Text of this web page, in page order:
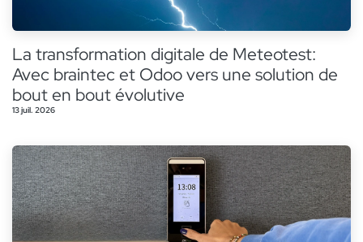
La transformation digitale de Meteotest:
Avec braintec et Odoo vers une solution de
bout en bout évolutive
13 juil. 2026